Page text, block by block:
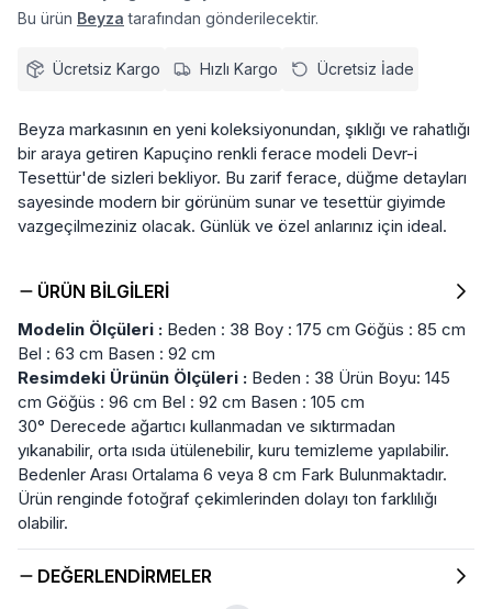
Bu ürün Beyza tarafından gönderilecektir.
Ücretsiz Kargo Hızlı Kargo Ücretsiz İade
Beyza markasının en yeni koleksiyonundan, şıklığı ve rahatlığı
bir araya getiren Kapuçino renkli ferace modeli Devr-i
Tesettür'de sizleri bekliyor. Bu zarif ferace, düğme detayları
sayesinde modern bir görünüm sunar ve tesettür giyimde
vazgeçilmeziniz olacak. Günlük ve özel anlarınız için ideal.
ÜRÜN BILGILERI
Modelin Ölçüleri : Beden : 38 Boy : 175 cm Göğüs : 85 cm
Bel : 63 cm Basen : 92 cm
Resimdeki Ürünün Ölçüleri : Beden : 38 Ürün Boyu: 145
cm Göğüs : 96 cm Bel : 92 cm Basen : 105 cm
30° Derecede ağartıcı kullanmadan ve sıktırmadan
yıkanabilir, orta ısıda ütülenebilir, kuru temizleme yapılabilir.
Bedenler Arası Ortalama 6 veya 8 cm Fark Bulunmaktadır.
Ürün renginde fotoğraf çekimlerinden dolayı ton farklılığı
olabilir.
DEĞERLENDIRMELER